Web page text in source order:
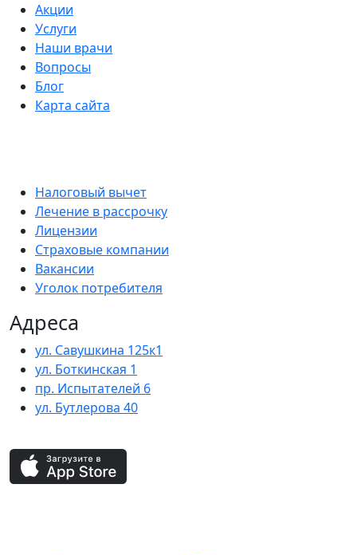
Акции
Услуги
Наши врачи
Вопросы
Блог
Карта сайта
Налоговый вычет
Лечение в рассрочку
Лицензии
Страховые компании
Вакансии
Уголок потребителя
Адреса
ул. Савушкина 125к1
ул. Боткинская 1
пр. Испытателей 6
ул. Бутлерова 40